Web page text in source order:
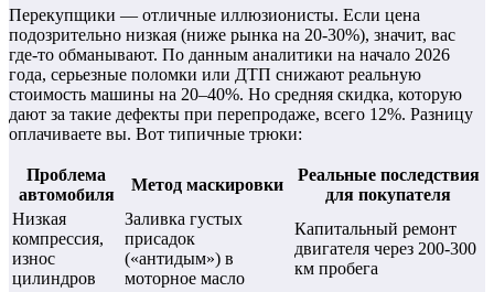
Перекупщики — отличные иллюзионисты. Если цена
подозрительно низкая (ниже рынка на 20-30%), значит, вас
где-то обманывают. По данным аналитики на начало 2026
года, серьезные поломки или ДТП снижают реальную
стоимость машины на 20–40%. Но средняя скидка, которую
дают за такие дефекты при перепродаже, всего 12%. Разницу
оплачиваете вы. Вот типичные трюки:
Проблема
автомобиля
Метод маскировки
Реальные последствия
для покупателя
Низкая
компрессия,
износ
цилиндров
Заливка густых
присадок
(«антидым») в
моторное масло
Капитальный ремонт
двигателя через 200-300
км пробега